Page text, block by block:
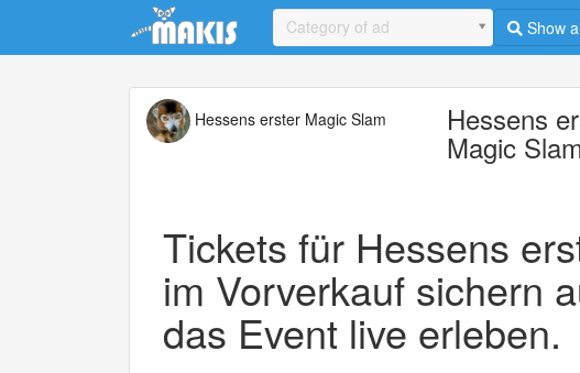
Update cookies preferences
Category of ad Show
Hessens erster Magic Slam Hessens
Magic
Tickets für Hessens
im Vorverkauf sichern
das Event live erleben.